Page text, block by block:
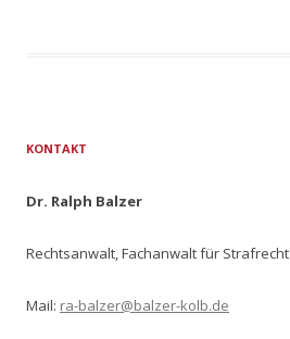
KONTAKT
Dr. Ralph Balzer
Rechtsanwalt, Fachanwalt für Strafrecht
Mail: ra-balzer@balzer-kolb.de